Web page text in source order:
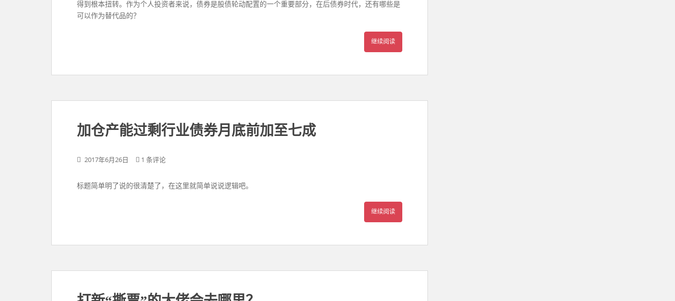
得到根本扭转。作为个人投资者来说，债券是股债轮动配置的一个重要部分，在后债券时代，还有哪些是
可以作为替代品的？
继续阅读
加仓产能过剩行业债券月底前加至七成
2017年6月26日 1 条评论
标题简单明了说的很清楚了，在这里就简单说说逻辑吧。
继续阅读